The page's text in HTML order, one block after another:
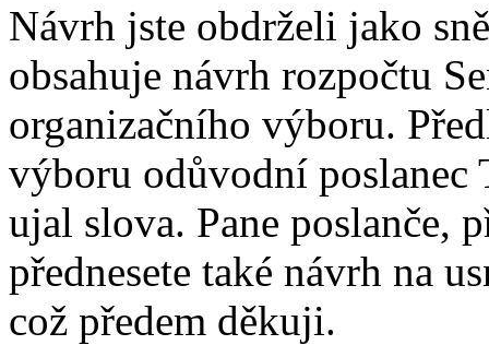
Návrh jste obdrželi jako
obsahuje návrh rozpočtu
organizačního výboru.
výboru odůvodní poslanec
ujal slova. Pane poslanče,
přednesete také návrh na
což předem děkuji.